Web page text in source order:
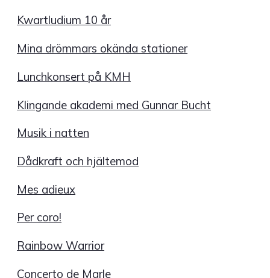
Kwartludium 10 år
Mina drömmars okända stationer
Lunchkonsert på KMH
Klingande akademi med Gunnar Bucht
Musik i natten
Dådkraft och hjältemod
Mes adieux
Per coro!
Rainbow Warrior
Concerto de Marle